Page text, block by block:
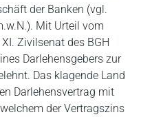
der Banken (vgl.
Mit Urteil vom
Zivilsenat des BGH
Darlehensgebers zur
Das klagende Land
Darlehensvertrag mit
der Vertragszins